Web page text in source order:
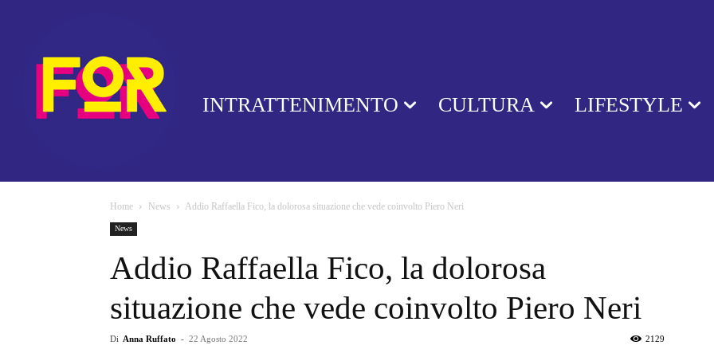
INTRATTENIMENTO CULTURA LIFESTYLE
Home News Addio Raffaella Fico, la dolorosa situazione che vede coinvolto Piero Neri
News
Addio Raffaella Fico, la dolorosa
situazione che vede coinvolto Piero Neri
Di Anna Ruffato - 22 Agosto 2022 2129